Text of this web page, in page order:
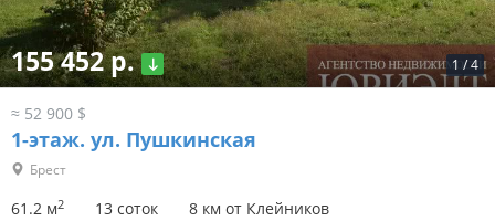
1 /4
155 452 р.
≈ 52 900 $
1-этаж. ул. Пушкинская
Брест
61.2 м2 13 соток 8 км от Клейников